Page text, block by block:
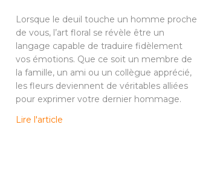
Lorsque le deuil touche un homme proche
de vous, l’art floral se révèle être un
langage capable de traduire fidèlement
vos émotions. Que ce soit un membre de
la famille, un ami ou un collègue apprécié,
les fleurs deviennent de véritables alliées
pour exprimer votre dernier hommage.
Lire l'article